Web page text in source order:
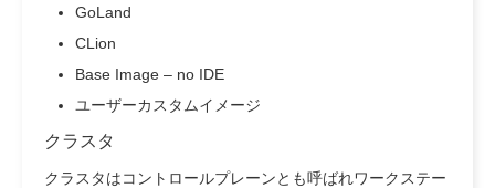
GoLand
CLion
Base Image – no IDE
ユーザーカスタムイメージ
クラスタ
クラスタはコントロールプレーンとも呼ばれワークステー